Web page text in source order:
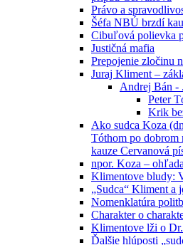
Právo a
Šéfa NBÚ brzdí
Cibuľová polievka
Justičná mafia
Prepojenie zločinu
Juraj Kliment –
Andrej Bán -
Peter
Krik
Ako sudca Koza
Tóthom po dobrom
kauze Cervanová
npor. Koza –
Klimentove bludy:
„Sudca“ Kliment a
Nomenklatúra
Charakter o
Klimentove lži o
Ďalšie hlúposti